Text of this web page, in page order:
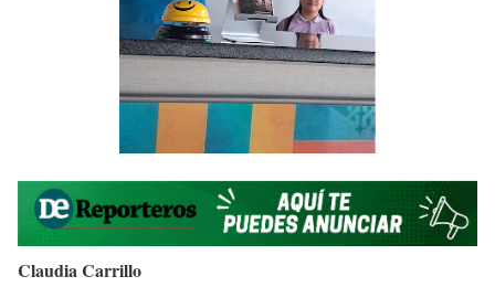
Claudia Carrillo